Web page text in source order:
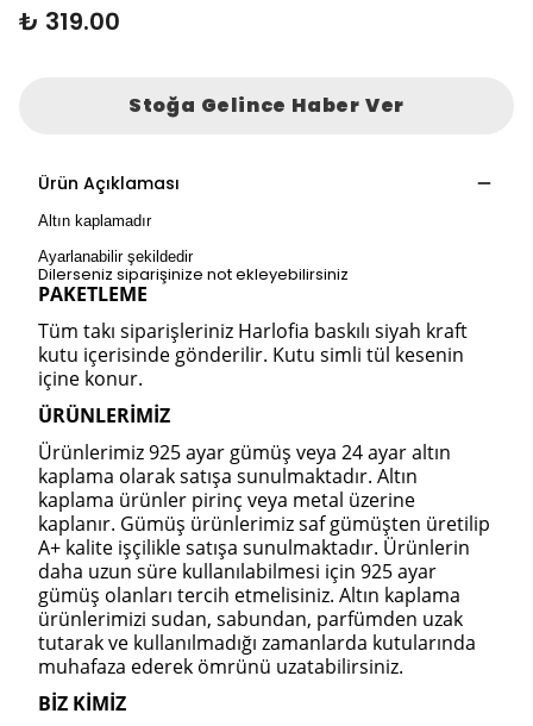
₺ 319.00
Stoğa Gelince Haber Ver
Ürün Açıklaması
Altın kaplamadır
Ayarlanabilir şekildedir
Dilerseniz siparişinize not ekleyebilirsiniz
PAKETLEME
Tüm takı siparişleriniz Harlofia baskılı siyah kraft
kutu içerisinde gönderilir. Kutu simli tül kesenin
içine konur.
ÜRÜNLERİMİZ
Ürünlerimiz 925 ayar gümüş veya 24 ayar altın
kaplama olarak satışa sunulmaktadır. Altın
kaplama ürünler pirinç veya metal üzerine
kaplanır. Gümüş ürünlerimiz saf gümüşten üretilip
A+ kalite işçilikle satışa sunulmaktadır. Ürünlerin
daha uzun süre kullanılabilmesi için 925 ayar
gümüş olanları tercih etmelisiniz. Altın kaplama
ürünlerimizi sudan, sabundan, parfümden uzak
tutarak ve kullanılmadığı zamanlarda kutularında
muhafaza ederek ömrünü uzatabilirsiniz.
BİZ KİMİZ